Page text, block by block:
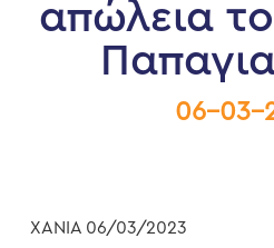
απώλεια
06-03-
ΧΑΝΙΑ 06/03/2023